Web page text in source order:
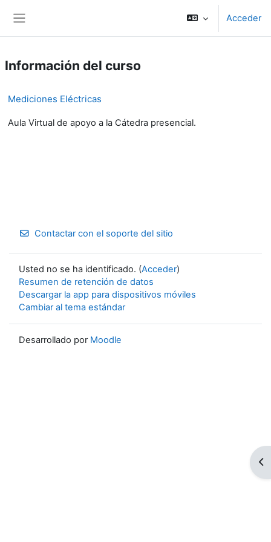
Acceder
Información del curso
Mediciones Eléctricas
Aula Virtual de apoyo a la Cátedra presencial.
Contactar con el soporte del sitio
Usted no se ha identificado. (Acceder)
Resumen de retención de datos
Descargar la app para dispositivos móviles
Cambiar al tema estándar
Desarrollado por Moodle